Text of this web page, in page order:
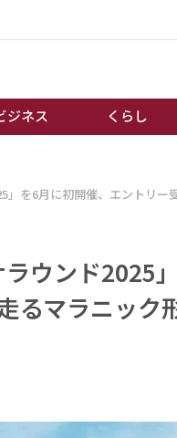
ジネス くらし
ジ
」を6月に初開催、エントリ
ラウンド
るマラニック